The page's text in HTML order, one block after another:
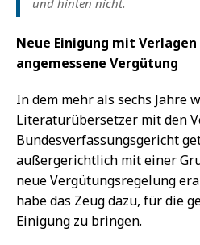
und hinten nicht.
Neue Einigung mit
angemessene Vergütung
In dem mehr als sechs Jahre
Literaturübersetzer mit den
Bundesverfassungsgericht
außergerichtlich mit einer
neue Vergütungsregelung
habe das Zeug dazu, für die
Einigung zu bringen.